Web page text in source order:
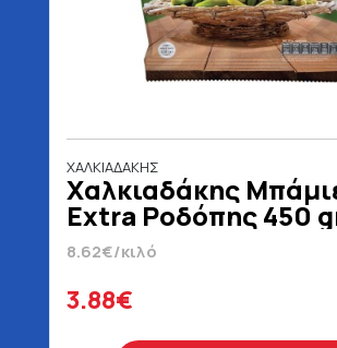
ΧΑΛΚΙΑΔΑΚΗΣ
Χαλκιαδάκης
Extra Ροδόπης 450
8.62€/κιλό
3.88€